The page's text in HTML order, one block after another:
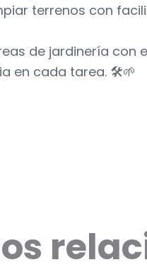
terrenos con
de jardinería
en cada tarea. 🛠️🌱